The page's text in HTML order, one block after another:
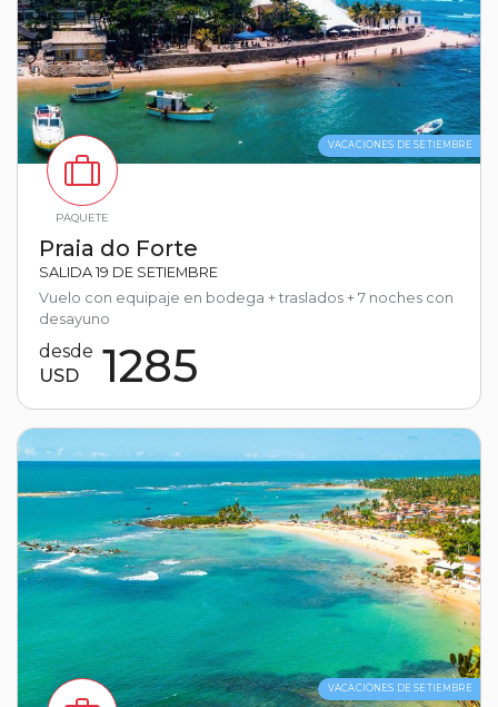
PAQUETE
VACACIONES DE SETIEMBRE
Praia do Forte
SALIDA 19 DE SETIEMBRE
Vuelo con equipaje en bodega + traslados + 7 noches con
desayuno
desde
USD
1285
VACACIONES DE SETIEMBRE